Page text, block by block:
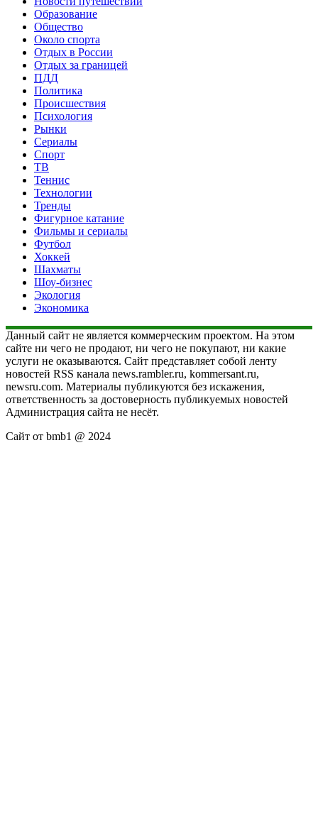
Образование
Общество
Около спорта
Отдых в России
Отдых за границей
ПДД
Политика
Происшествия
Психология
Рынки
Сериалы
Спорт
ТВ
Теннис
Технологии
Тренды
Фигурное катание
Фильмы и сериалы
Футбол
Хоккей
Шахматы
Шоу-бизнес
Экология
Экономика
Данный сайт не является коммерческим проектом. На этом
сайте ни чего не продают, ни чего не покупают, ни какие
услуги не оказываются. Сайт представляет собой ленту
новостей RSS канала news.rambler.ru, kommersant.ru,
newsru.com. Материалы публикуются без искажения,
ответственность за достоверность публикуемых новостей
Администрация сайта не несёт.
Сайт от bmb1 @ 2024